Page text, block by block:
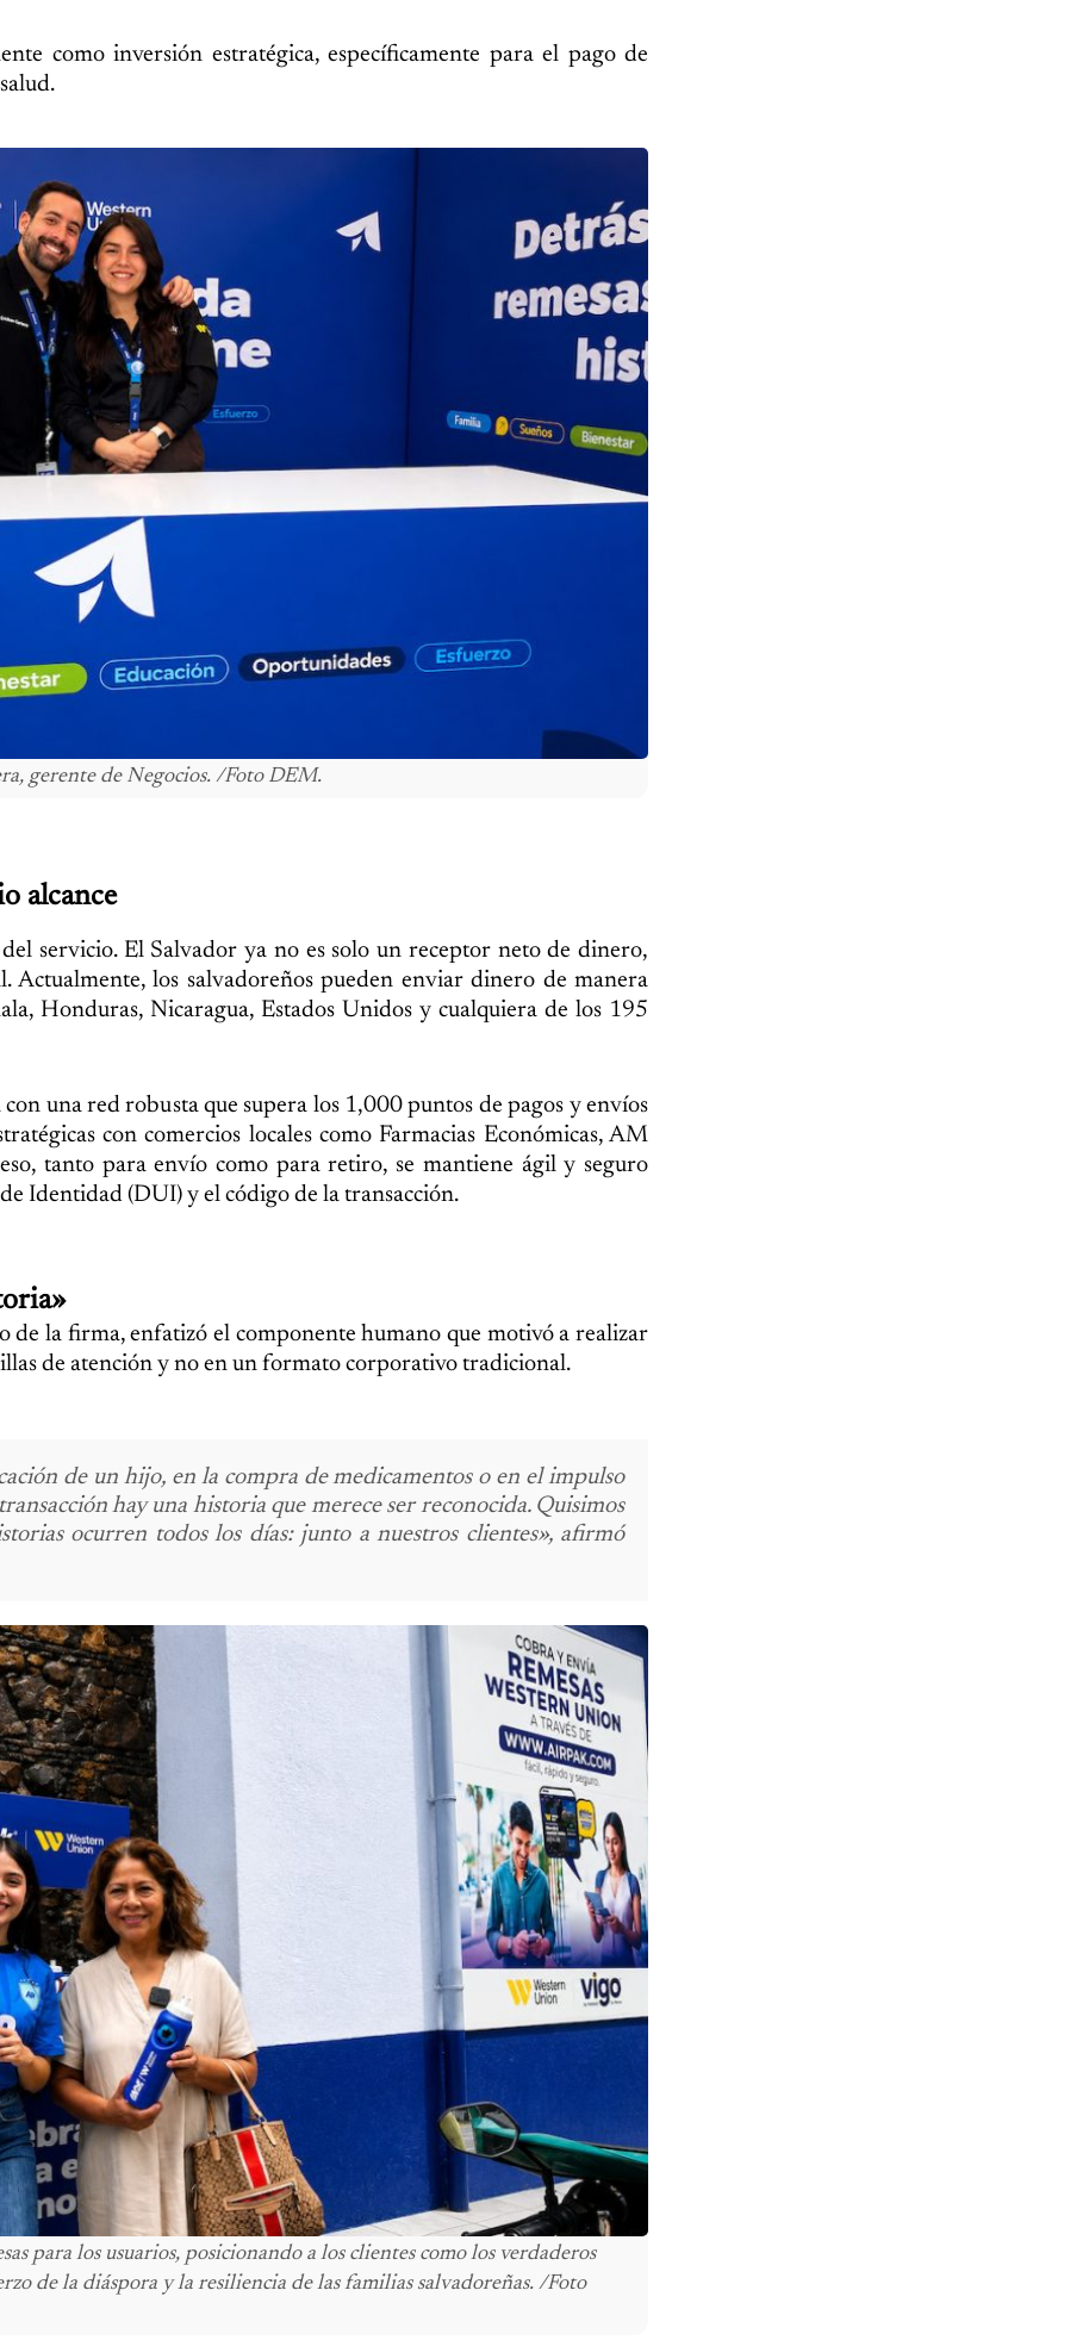
como inversión estratégica, específicamente para el pago de
gerente de Negocios. /Foto DEM.
alcance
servicio. El Salvador ya no es solo un receptor neto de dinero,
Actualmente, los salvadoreños pueden enviar dinero de manera
Honduras, Nicaragua, Estados Unidos y cualquiera de los 195
una red robusta que supera los 1,000 puntos de pagos y envíos
con comercios locales como Farmacias Económicas, AM
tanto para envío como para retiro, se mantiene ágil y seguro
Identidad (DUI) y el código de la transacción.
de la firma, enfatizó el componente humano que motivó a realizar
de atención y no en un formato corporativo tradicional.
de un hijo, en la compra de medicamentos o en el impulso
hay una historia que merece ser reconocida. Quisimos
ocurren todos los días: junto a nuestros clientes», afirmó
para los usuarios, posicionando a los clientes como los verdaderos
de la diáspora y la resiliencia de las familias salvadoreñas. /Foto